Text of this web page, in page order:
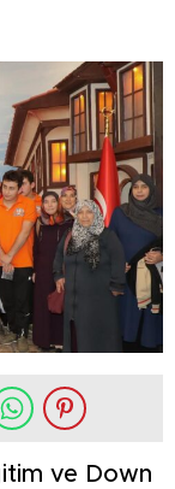
ve Down